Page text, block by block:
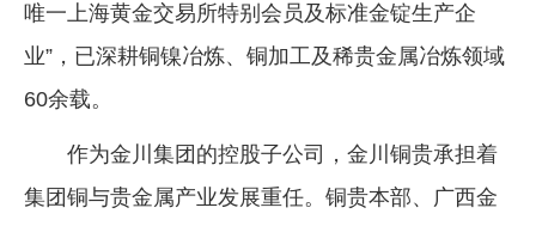
唯一上海黄金交易所特别会员及标准金锭生产企
业”，已深耕铜镍冶炼、铜加工及稀贵金属冶炼领域
60余载。
作为金川集团的控股子公司，金川铜贵承担着
集团铜与贵金属产业发展重任。铜贵本部、广西金